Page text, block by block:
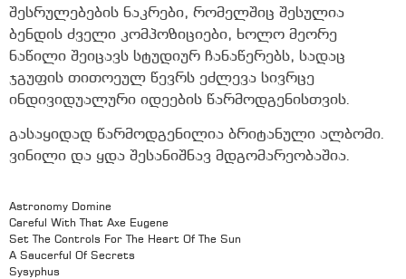
შესრულებების ნაკრები, რომელშიც შესულია
ბენდის ძველი კომპოზიციები, ხოლო მეორე
ნაწილი შეიცავს სტუდიურ ჩანაწერებს, სადაც
ჯგუფის თითოეულ წევრს ეძლევა სივრცე
ინდივიდუალური იდეების წარმოდგენისთვის.
გასაყიდად წარმოდგენილია ბრიტანული ალბომი.
ვინილი და ყდა შესანიშნავ მდგომარეობაშია.
Astronomy Domine
Careful With That Axe Eugene
Set The Controls For The Heart Of The Sun
A Saucerful Of Secrets
Sysyphus